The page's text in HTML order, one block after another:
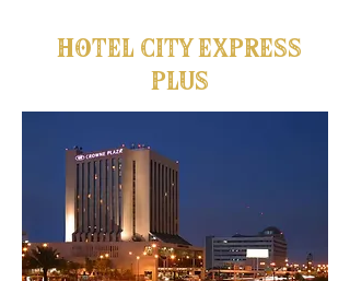
HOTEL CITY EXPRESS
PLUS